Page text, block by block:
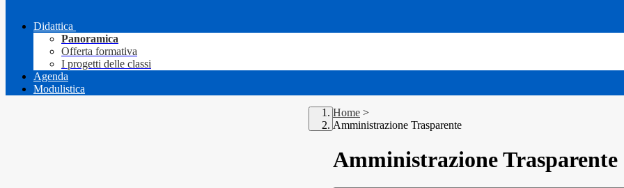
Didattica
Panoramica
Offerta formativa
I progetti delle classi
Agenda
Modulistica
Home >
Amministrazione Trasparente
Amministrazione Trasparente